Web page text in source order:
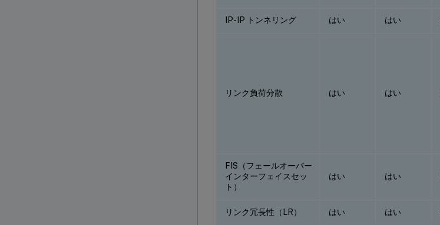
IP-IP トンネリング はい はい
リンク負荷分散 はい はい
FIS（フェールオーバー
インターフェイスセッ
ト）
はい はい
リンク冗長性（LR） はい はい